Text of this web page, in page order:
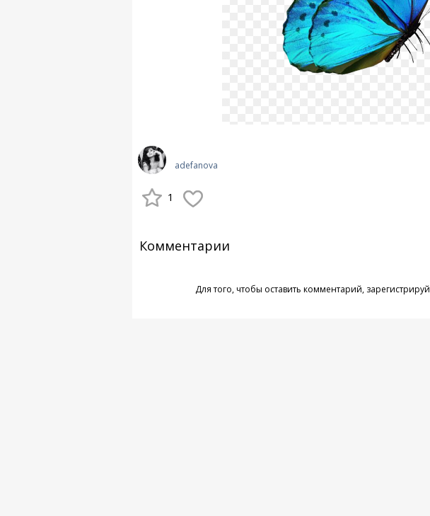
adefanova
1
Комментарии
Для того, чтобы оставить комментарий,